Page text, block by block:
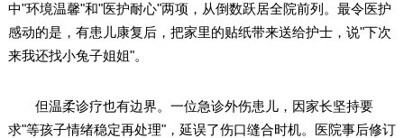
中"环境温馨"和"医护耐心"两项，从倒数跃居全院前列。最令医护
感动的是，有患儿康复后，把家里的贴纸带来送给护士，说"下次
来我还找小兔子姐姐"。
但温柔诊疗也有边界。一位急诊外伤患儿，因家长坚持要
求"等孩子情绪稳定再处理"，延误了伤口缝合时机。医院事后修订